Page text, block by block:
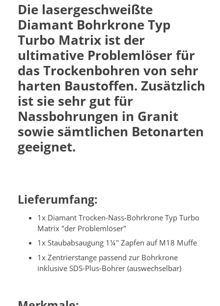
Die lasergeschweißte
Diamant Bohrkrone Typ
Turbo Matrix ist der
ultimative Problemlöser für
das Trockenbohren von sehr
harten Baustoffen. Zusätzlich
ist sie sehr gut für
Nassbohrungen in Granit
sowie sämtlichen Betonarten
geeignet.
Lieferumfang:
1x Diamant Trocken-Nass-Bohrkrone Typ Turbo
Matrix "der Problemlöser"
1x Staubabsaugung 1¼" Zapfen auf M18 Muffe
1x Zentrierstange passend zur Bohrkrone
inklusive SDS-Plus-Bohrer (auswechselbar)